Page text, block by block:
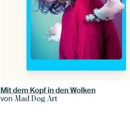
Mit dem Kopf in den Wolken
vonMad Dog Art